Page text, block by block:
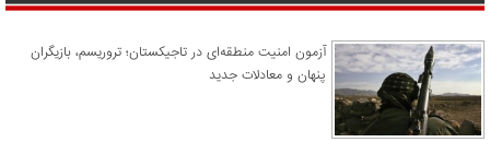
آزمون امنیت منطقه‌ای در تاجیکستان؛ تروریسم، بازیگران
پنهان و معادلات جدید